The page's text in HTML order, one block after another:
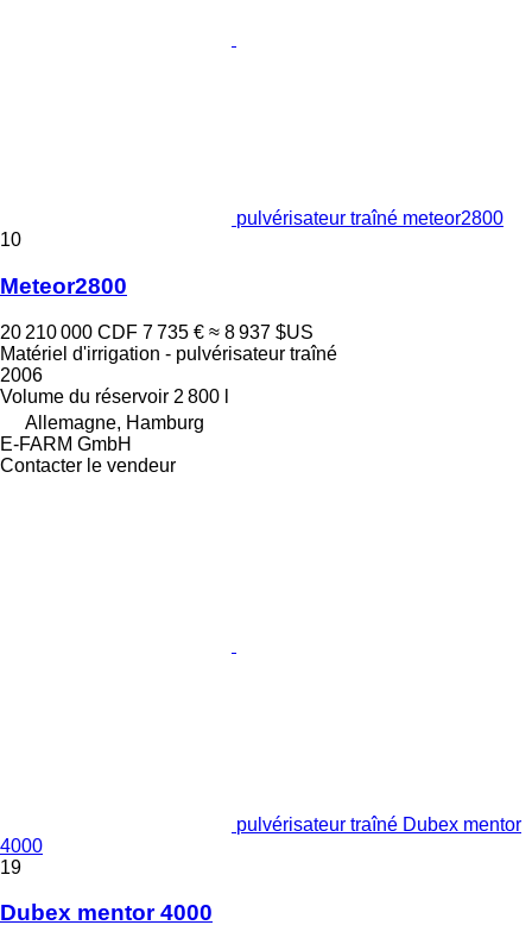
pulvérisateur traîné meteor2800
10
Meteor2800
20 210 000 CDF 7 735 € ≈ 8 937 $US
Matériel d'irrigation - pulvérisateur traîné
2006
Volume du réservoir 2 800 l
Allemagne, Hamburg
E-FARM GmbH
Contacter le vendeur
pulvérisateur traîné Dubex mentor
4000
19
Dubex mentor 4000